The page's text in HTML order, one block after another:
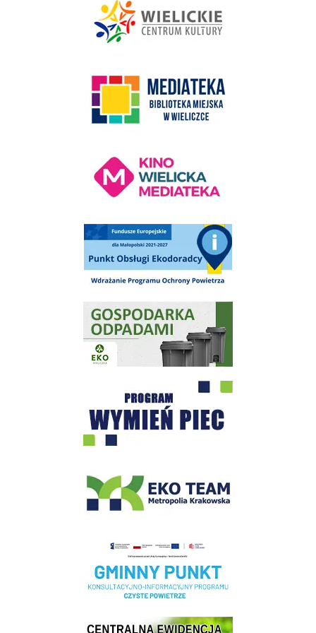
Punkt Obsługi Ekodoradcy Wieliczka
Gospodarka odpadami na terenie Miasta i Gminy Wieliczka
Program "Czyste Powietrze" - Wieliczka
Realizacja Programu Czyste Powietrze w Gminie Wieliczka
Centrala Ewidencja Emisyjności Budynków - złóż deklarację